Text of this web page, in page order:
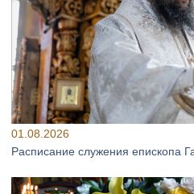
01.08.2026
Расписание служения епископа